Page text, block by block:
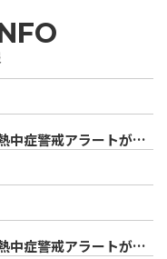
中症警戒アラートが発
中症警戒アラートが発